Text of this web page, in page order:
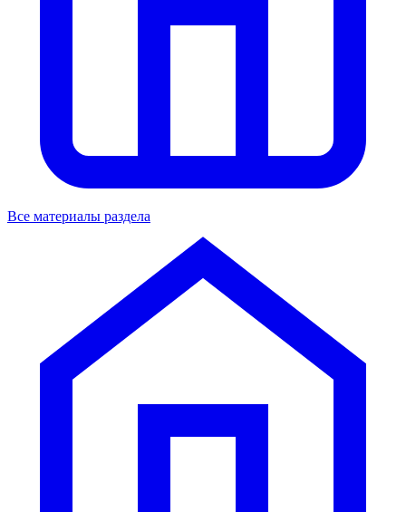
Все материалы раздела